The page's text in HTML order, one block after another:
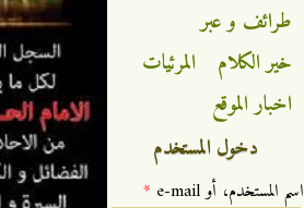
طرائف و عبر
خير الكلام
المرئيات
اخبار الموقع
دخول المستخدم
‏اسم المستخدم، أو e-mail ‏ *